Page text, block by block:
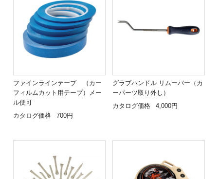
ファインラインテープ （カー
フィルムカット用テープ）メー
ル便可
カタログ価格
700円
グラブハンドル リムーバー（カ
ーパーツ取り外し）
カタログ価格
4,000円